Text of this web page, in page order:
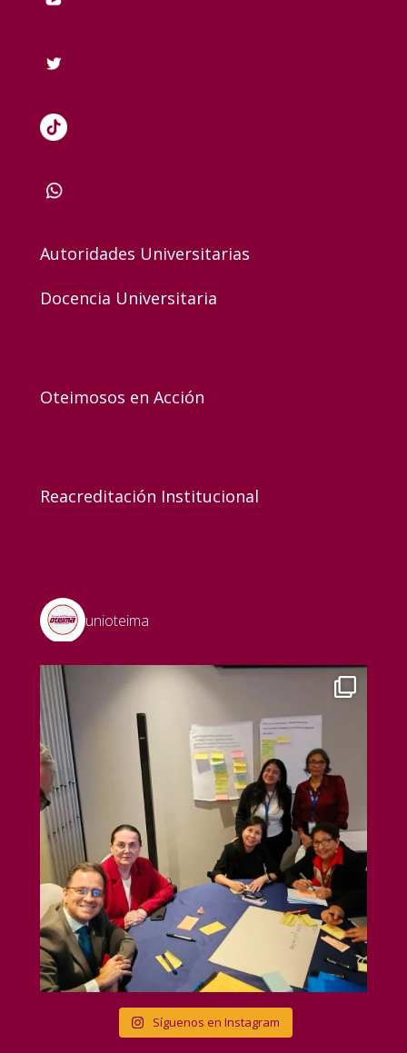
Autoridades Universitarias
Docencia Universitaria
Oteimosos en Acción
Reacreditación Institucional
unioteima
Síguenos en Instagram